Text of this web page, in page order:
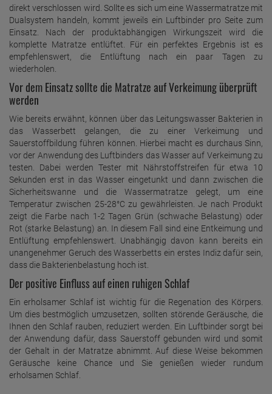
direkt verschlossen wird. Sollte es sich um eine Wassermatratze mit
Dualsystem handeln, kommt jeweils ein Luftbinder pro Seite zum
Einsatz. Nach der produktabhängigen Wirkungszeit wird die
komplette Matratze entlüftet. Für ein perfektes Ergebnis ist es
empfehlenswert, die Entlüftung nach ein paar Tagen zu
wiederholen.
Vor dem Einsatz sollte die Matratze auf Verkeimung überprüft
werden
Wie bereits erwähnt, können über das Leitungswasser Bakterien in
das Wasserbett gelangen, die zu einer Verkeimung und
Sauerstoffbildung führen können. Hierbei macht es durchaus Sinn,
vor der Anwendung des Luftbinders das Wasser auf Verkeimung zu
testen. Dabei werden Tester mit Nährstoffstreifen für etwa 10
Sekunden erst in das Wasser eingetunkt und dann zwischen die
Sicherheitswanne und die Wassermatratze gelegt, um eine
Temperatur zwischen 25-28°C zu gewährleisten. Je nach Produkt
zeigt die Farbe nach 1-2 Tagen Grün (schwache Belastung) oder
Rot (starke Belastung) an. In diesem Fall sind eine Entkeimung und
Entlüftung empfehlenswert. Unabhängig davon kann bereits ein
unangenehmer Geruch des Wasserbetts ein erstes Indiz dafür sein,
dass die Bakterienbelastung hoch ist.
Der positive Einfluss auf einen ruhigen Schlaf
Ein erholsamer Schlaf ist wichtig für die Regenation des Körpers.
Um dies bestmöglich umzusetzen, sollten störende Geräusche, die
Ihnen den Schlaf rauben, reduziert werden. Ein Luftbinder sorgt bei
der Anwendung dafür, dass Sauerstoff gebunden wird und somit
der Gehalt in der Matratze abnimmt. Auf diese Weise bekommen
Geräusche keine Chance und Sie genießen wieder rundum
erholsamen Schlaf.